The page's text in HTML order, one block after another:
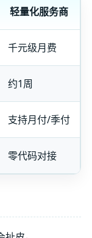
轻量化服务商
千元级月费
约1周
支持月付/季付
零代码对接